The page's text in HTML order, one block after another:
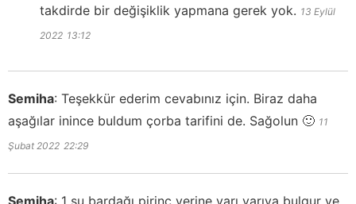
takdirde bir değişiklik yapmana gerek yok. 13 Eylül
2022 13:12
Semiha: Teşekkür ederim cevabınız için. Biraz daha
aşağılar inince buldum çorba tarifini de. Sağolun 🙂 11
Şubat 2022 22:29
Semiha: 1 su bardağı pirinç yerine yarı yarıya bulgur ve